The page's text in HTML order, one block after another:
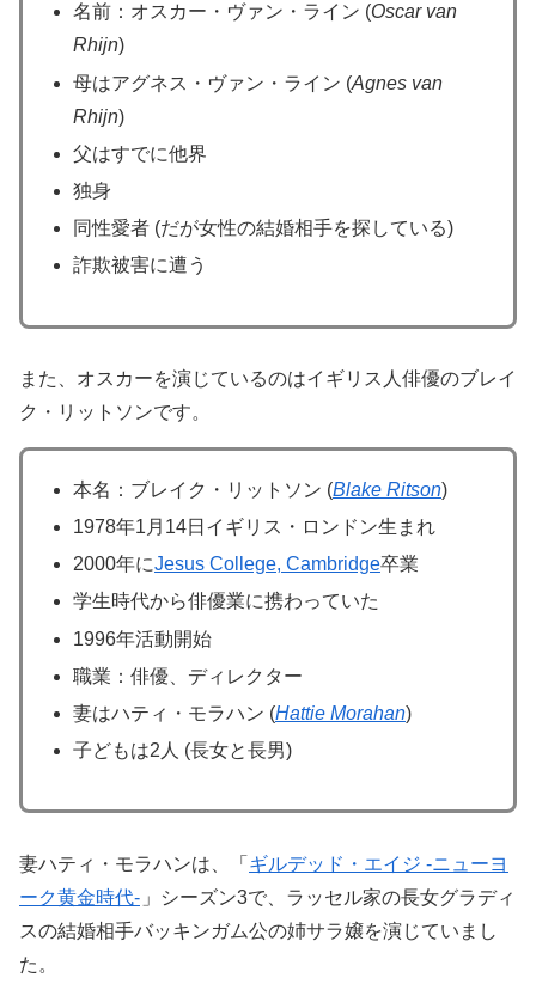
名前：オスカー・ヴァン・ライン (Oscar van
Rhijn)
母はアグネス・ヴァン・ライン (Agnes van
Rhijn)
父はすでに他界
独身
同性愛者 (だが女性の結婚相手を探している)
詐欺被害に遭う
また、オスカーを演じているのはイギリス人俳優のブレイ
ク・リットソンです。
本名：ブレイク・リットソン (Blake Ritson)
1978年1月14日イギリス・ロンドン生まれ
2000年にJesus College, Cambridge卒業
学生時代から俳優業に携わっていた
1996年活動開始
職業：俳優、ディレクター
妻はハティ・モラハン (Hattie Morahan)
子どもは2人 (長女と長男)
妻ハティ・モラハンは、「 ギルデッド・エイジ -ニューヨ
ーク黄金時代- 」シーズン3で、ラッセル家の長女グラディ
スの結婚相手バッキンガム公の姉サラ嬢を演じていまし
た。